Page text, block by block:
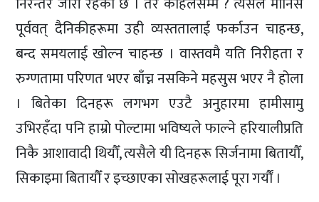
पूर्ववत् दैनिकीहरूमा उही व्यस्ततालाई फर्काउन चाहन्छ,
बन्द समयलाई खोल्न चाहन्छ । वास्तवमै यति निरीहता र
रुग्णतामा परिणत भएर बाँच्न नसकिने महसुस भएर नै होला
। बितेका दिनहरू लगभग एउटै अनुहारमा हामीसामु
उभिरहँदा पनि हाम्रो पोल्टामा भविष्यले फाल्ने हरियालीप्रति
निकै आशावादी थियौँ, त्यसैले यी दिनहरू सिर्जनामा बितायौँ,
सिकाइमा बितायौँ र इच्छाएका सोखहरूलाई पूरा गर्यौं ।